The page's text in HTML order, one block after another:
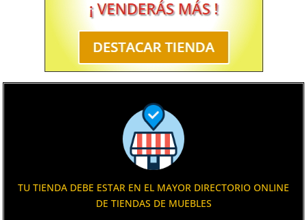
TU TIENDA DEBE ESTAR EN EL MAYOR DIRECTORIO ONLINE
DE TIENDAS DE MUEBLES